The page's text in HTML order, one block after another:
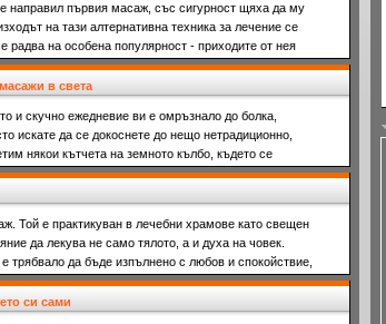
направил първия масаж, със сигурност щяха да му
на тази алтернативна техника за лечение се
радва на особена популярност - приходите от нея
в света
и скучно ежедневие ви е омръзнало до болка,
искате да се докоснете до нещо нетрадиционно,
някои кътчета на земното кълбо, където се
Той е практикуван в лечебни храмове като свещен
да лекува не само тялото, а и духа на човек.
трябвало да бъде изпълнено с любов и спокойствие,
си сами